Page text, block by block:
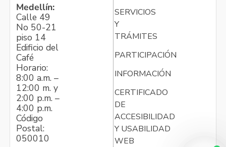
Medellín:
Calle 49
No 50-21
piso 14
Edificio del
Café
Horario:
8:00 a.m. –
12:00 m. y
2:00 p.m. –
4:00 p.m.
Código
Postal:
050010
SERVICIOS
Y
TRÁMITES
PARTICIPACIÓN
INFORMACIÓN
CERTIFICADO
DE
ACCESIBILIDAD
Y USABILIDAD
WEB